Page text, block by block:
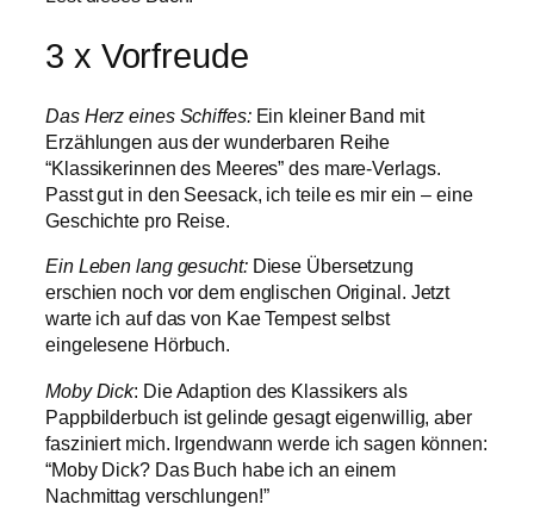
3 x Vorfreude
Das Herz eines Schiffes:Ein kleiner Band mit
Erzählungen aus der wunderbaren Reihe
“Klassikerinnen des Meeres” des mare-Verlags.
Passt gut in den Seesack, ich teile es mir ein – eine
Geschichte pro Reise.
Ein Leben lang gesucht: Diese Übersetzung
erschien noch vor dem englischen Original. Jetzt
warte ich auf das von Kae Tempest selbst
eingelesene Hörbuch.
Moby Dick: Die Adaption des Klassikers als
Pappbilderbuch ist gelinde gesagt eigenwillig, aber
fasziniert mich. Irgendwann werde ich sagen können:
“Moby Dick? Das Buch habe ich an einem
Nachmittag verschlungen!”